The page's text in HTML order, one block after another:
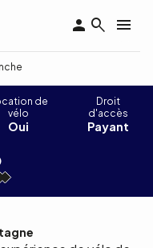
de
vélo
Oui
Droit
d'accès
Payant